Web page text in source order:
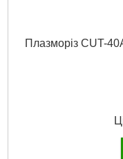
Плазморіз CUT-